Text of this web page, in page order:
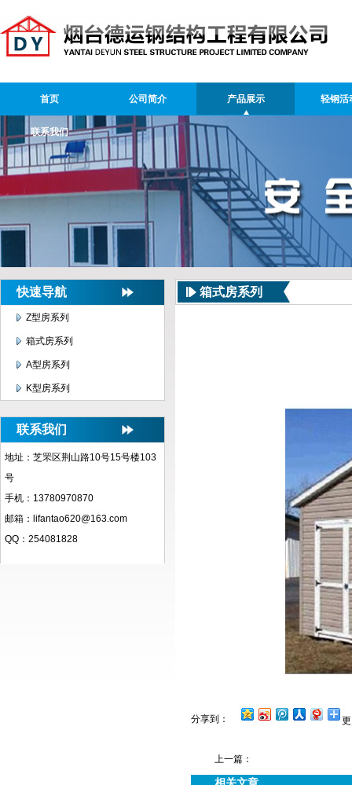
首页 公司简介 产品展示 轻钢活
联系我们
快速导航
Z型房系列
箱式房系列
A型房系列
K型房系列
联系我们
地址：芝罘区荆山路10号15号楼103
号
手机：13780970870
邮箱：lifantao620@163.com
QQ：254081828
箱式房系列
分享到：
上一篇：